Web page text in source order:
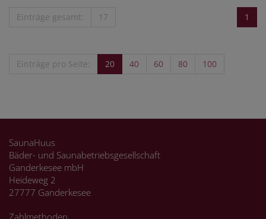
1
Einträge gesamt: 17
Einträge pro Seite: 20 40 60 80 100
SaunaHuus
Bäder- und Saunabetriebsgesellschaft
Ganderkesee mbH
Heideweg 2
27777 Ganderkesee
Zahlmethoden